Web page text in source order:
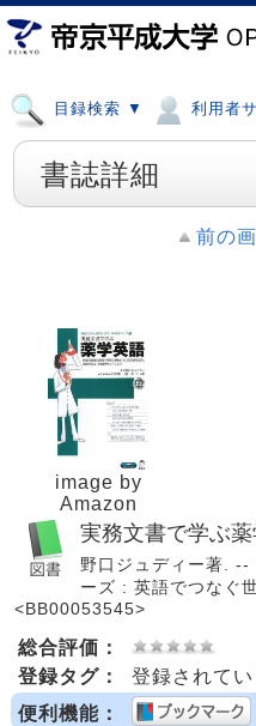
目録検索 ▼ 利用者
書誌詳細
前の
image by
Amazon
実務文書で学ぶ
野口ジュディー著.
ーズ : 英語でつなぐ
<BB00053545>
総合評価：
登録タグ：
登録されて
便利機能：